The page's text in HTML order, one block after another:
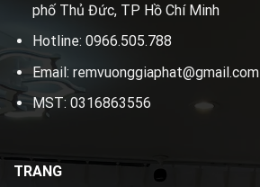
phố Thủ Đức, TP Hồ Chí Minh
Hotline: 0966.505.788
Email: remvuonggiaphat@gmail.com
MST: 0316863556
TRANG